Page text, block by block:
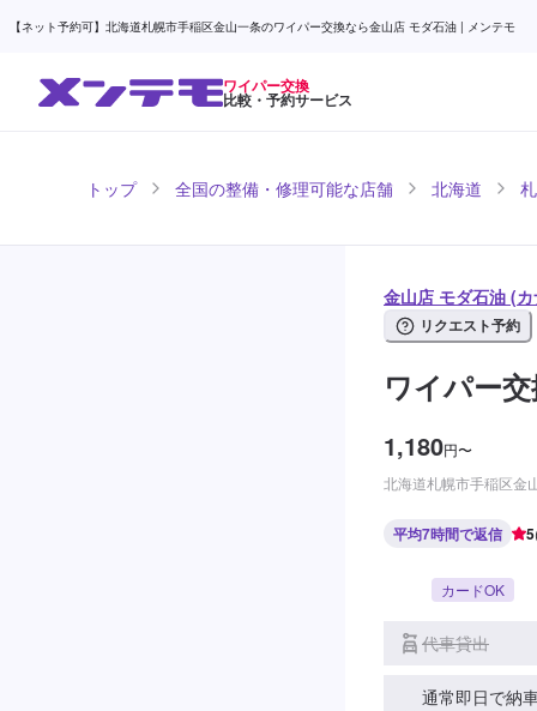
【ネット予約可】北海道札幌市手稲区金山一条のワイパー交換なら金山店 モダ石油 | メンテモ
ワイパー交換
比較・予約サービス
トップ 全国の整備・修理可能な店舗 北海道
金山店 モダ石油 (
リクエスト予約
ワイパー
1,180円〜
北海道札幌市手稲区金
平均7時間で返信 5
カードOK
代車貸出
通常即日で納